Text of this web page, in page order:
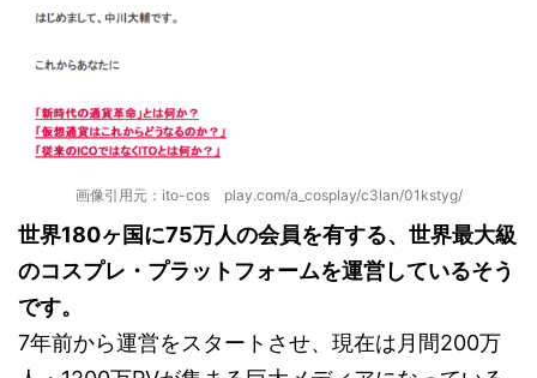
画像引用元：ito-cos play.com/a_cosplay/c3lan/01kstyg/
世界180ヶ国に75万人の会員を有する、世界最大級
のコスプレ・プラットフォームを運営しているそう
です。
7年前から運営をスタートさせ、現在は月間200万